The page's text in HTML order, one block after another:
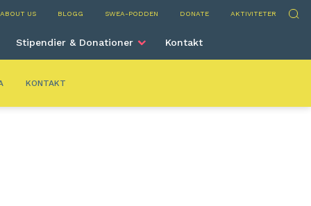
ABOUT US BLOGG SWEA-PODDEN DONATE AKTIVITETER Sök
Stipendier & Donationer Kontakt
KONTAKT